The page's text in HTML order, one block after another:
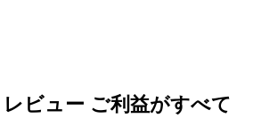
ビュー ご利益がすべて